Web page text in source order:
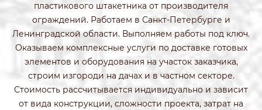
пластикового штакетника от производителя
ограждений. Работаем в Санкт-Петербурге и
Ленинградской области. Выполняем работы под ключ.
Оказываем комплексные услуги по доставке готовых
элементов и оборудования на участок заказчика,
строим изгороди на дачах и в частном секторе.
Стоимость рассчитывается индивидуально и зависит
от вида конструкции, сложности проекта, затрат на